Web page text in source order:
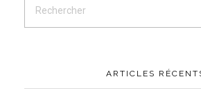
ARTICLES